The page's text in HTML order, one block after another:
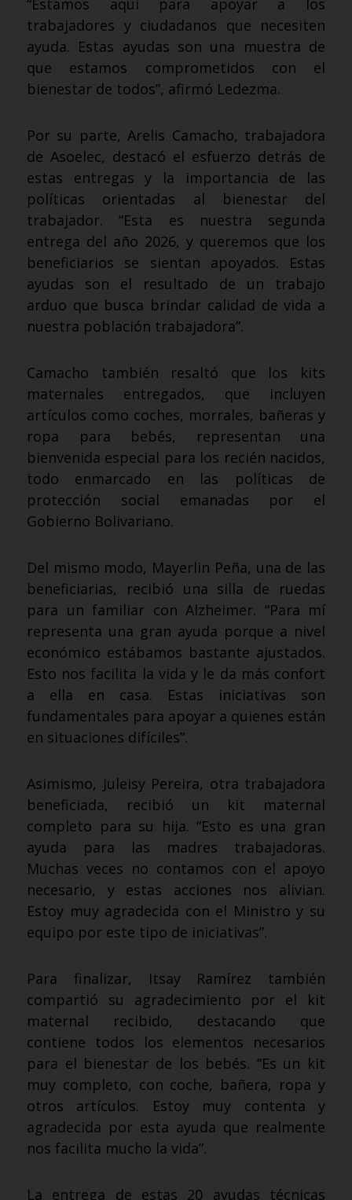
“Estamos aquí para apoyar a los
trabajadores y ciudadanos que necesiten
ayuda. Estas ayudas son una muestra de
que estamos comprometidos con el
bienestar de todos”, afirmó Ledezma.
Por su parte, Arelis Camacho, trabajadora
de Asoelec, destacó el esfuerzo detrás de
estas entregas y la importancia de las
políticas orientadas al bienestar del
trabajador. “Esta es nuestra segunda
entrega del año 2026, y queremos que los
beneficiarios se sientan apoyados. Estas
ayudas son el resultado de un trabajo
arduo que busca brindar calidad de vida a
nuestra población trabajadora”.
Camacho también resaltó que los kits
maternales entregados, que incluyen
artículos como coches, morrales, bañeras y
ropa para bebés, representan una
bienvenida especial para los recién nacidos,
todo enmarcado en las políticas de
protección social emanadas por el
Gobierno Bolivariano.
Del mismo modo, Mayerlin Peña, una de las
beneficiarias, recibió una silla de ruedas
para un familiar con Alzheimer. “Para mí
representa una gran ayuda porque a nivel
económico estábamos bastante ajustados.
Esto nos facilita la vida y le da más confort
a ella en casa. Estas iniciativas son
fundamentales para apoyar a quienes están
en situaciones difíciles”.
Asimismo, Juleisy Pereira, otra trabajadora
beneficiada, recibió un kit maternal
completo para su hija. “Esto es una gran
ayuda para las madres trabajadoras.
Muchas veces no contamos con el apoyo
necesario, y estas acciones nos alivian.
Estoy muy agradecida con el Ministro y su
equipo por este tipo de iniciativas”.
Para finalizar, Itsay Ramírez también
compartió su agradecimiento por el kit
maternal recibido, destacando que
contiene todos los elementos necesarios
para el bienestar de los bebés. “Es un kit
muy completo, con coche, bañera, ropa y
otros artículos. Estoy muy contenta y
agradecida por esta ayuda que realmente
nos facilita mucho la vida”.
La entrega de estas 20 ayudas técnicas